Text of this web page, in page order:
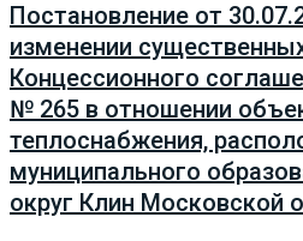
Постановление от
изменении
Концессионного
№ 265 в отношении
теплоснабжения,
муниципального
округ Клин Московской